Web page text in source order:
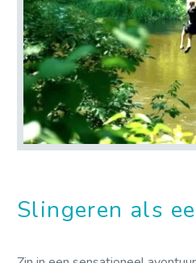
Slingeren als